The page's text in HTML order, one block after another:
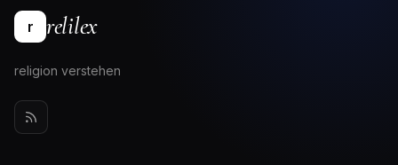
r relilex
religion verstehen